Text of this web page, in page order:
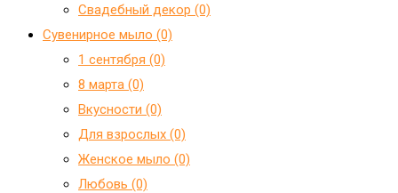
Свадебный декор (0)
Сувенирное мыло (0)
1 сентября (0)
8 марта (0)
Вкусности (0)
Для взрослых (0)
Женское мыло (0)
Любовь (0)